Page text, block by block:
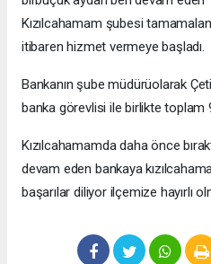
Kızılcahamam şubesi
itibaren hizmet vermeye başladı.
Bankanın şube müdürüolarak
banka görevlisi ile birlikte toplam
Kızılcahamamda daha önce
devam eden bankaya
başarılar diliyor ilçemize hayırlı